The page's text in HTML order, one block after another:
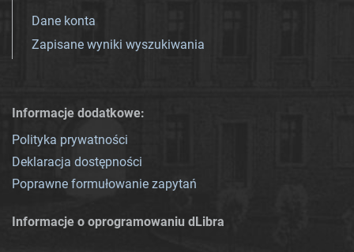
Dane konta
Zapisane wyniki wyszukiwania
Informacje dodatkowe:
Polityka prywatności
Deklaracja dostępności
Poprawne formułowanie zapytań
Informacje o oprogramowaniu dLibra